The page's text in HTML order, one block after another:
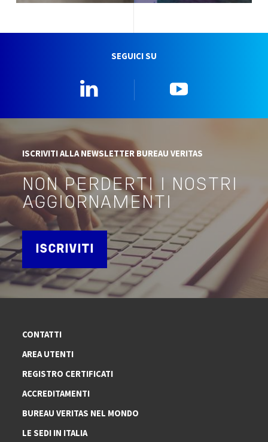
SEGUICI SU
ISCRIVITI ALLA NEWSLETTER BUREAU VERITAS
NON PERDERTI I NOSTRI
AGGIORNAMENTI
ISCRIVITI
CONTATTI
AREA UTENTI
REGISTRO CERTIFICATI
ACCREDITAMENTI
BUREAU VERITAS NEL MONDO
LE SEDI IN ITALIA